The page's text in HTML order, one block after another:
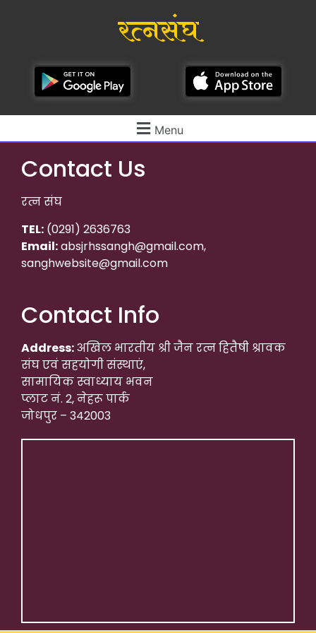
रत्नसंघ
Menu
Contact Us
रत्न संघ
TEL: (0291) 2636763
Email:absjrhssangh@gmail.com,
sanghwebsite@gmail.com
Contact Info
Address:अखिल भारतीय श्री जैन रत्न हितैषी श्रावक
संघ एवं सहयोगी संस्थाएं,
सामायिक स्वाध्याय भवन
प्लाट नं. 2, नेहरू पार्क
जोधपुर – 342003